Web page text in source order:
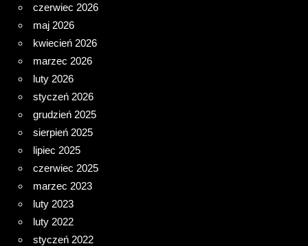
czerwiec 2026
maj 2026
kwiecień 2026
marzec 2026
luty 2026
styczeń 2026
grudzień 2025
sierpień 2025
lipiec 2025
czerwiec 2025
marzec 2023
luty 2023
luty 2022
styczeń 2022